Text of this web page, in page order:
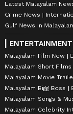
Latest Malayalam
Crime News
Gulf News in
ENTERTAINMENT
Malayalam Film New
Malayalam Short Films
Malayalam Movie
Malayalam Bigg Boss
Malayalam Songs &
Malayalam Celebrity